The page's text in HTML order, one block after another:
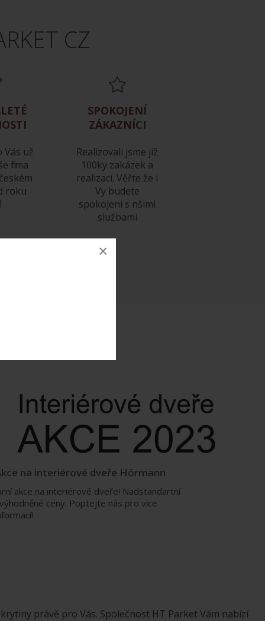
×
CZ
Vás už
firma
roku
SPOKOJENÍ
ZÁKAZNÍCI
Realizovali jsme již
100ky zakázek a
realizací. Věřte že i
Vy budete
spokojeni s nšimi
službami
na interiérové dveře Hörmann
akce na interiérové dveře! Nadstandartní
ceny. Poptejte nás pro více
právě pro Vás. Společnost HT Parket Vám nabízí